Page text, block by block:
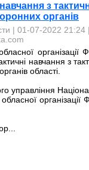
з
органів
| 01-07-2022 21:24
організації
навчання з
області.
управління
обласної